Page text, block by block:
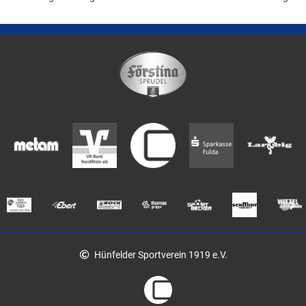
Hünfelder Sportverein 1919 e.V.